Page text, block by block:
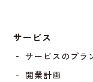
サービス
‐ サービスのプラ
‐ 開業計画